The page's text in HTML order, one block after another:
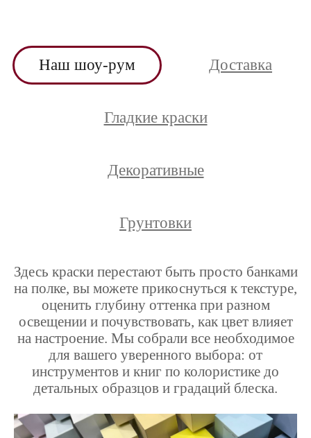
Наш шоу-рум Доставка
Гладкие краски
Декоративные
Грунтовки
Здесь краски перестают быть просто банками
на полке, вы можете прикоснуться к текстуре,
оценить глубину оттенка при разном
освещении и почувствовать, как цвет влияет
на настроение. Мы собрали все необходимое
для вашего уверенного выбора: от
инструментов и книг по колористике до
детальных образцов и градаций блеска.